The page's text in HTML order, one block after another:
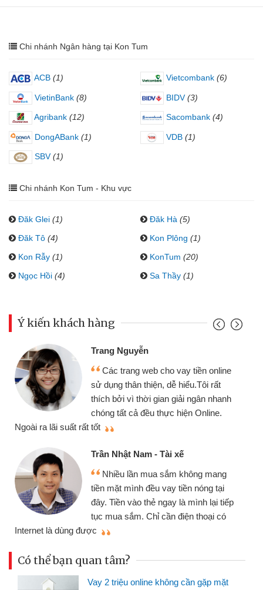
Chi nhánh Ngân hàng tại Kon Tum
ACB (1) Vietcombank (6)
VietinBank (8) BIDV (3)
Agribank (12) Sacombank (4)
DongABank (1) VDB (1)
SBV (1)
Chi nhánh Kon Tum - Khu vực
Đăk Glei (1) Đăk Hà (5)
Đăk Tô (4) Kon Plông (1)
Kon Rẫy (1) KonTum (20)
Ngọc Hồi (4) Sa Thầy (1)
Ý kiến khách hàng
Trang Nguyễn
Các trang web cho vay tiền online
sử dụng thân thiện, dễ hiểu.Tôi rất
thích bởi vì thời gian giải ngân nhanh
chóng tất cả đều thực hiện Online.
Ngoài ra lãi suất rất tốt
Trần Nhật Nam - Tài xế
Nhiều lần mua sắm không mang
tiền mặt mình đều vay tiền nóng tại
đây. Tiền vào thẻ ngay là mình lại tiếp
tục mua sắm. Chỉ cần điện thoại có
Internet là dùng được
Có thể bạn quan tâm?
Vay 2 triệu online không cần gặp mặt